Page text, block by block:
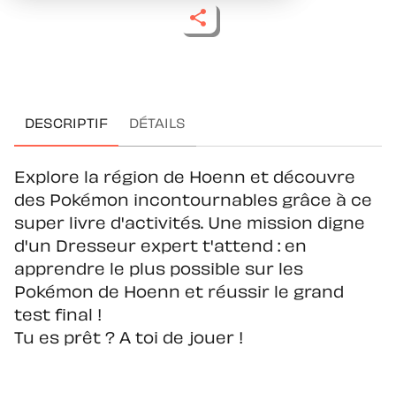
DESCRIPTIF DÉTAILS
Explore la région de Hoenn et découvre
des Pokémon incontournables grâce à ce
super livre d'activités. Une mission digne
d'un Dresseur expert t'attend : en
apprendre le plus possible sur les
Pokémon de Hoenn et réussir le grand
test final !
Tu es prêt ? A toi de jouer !